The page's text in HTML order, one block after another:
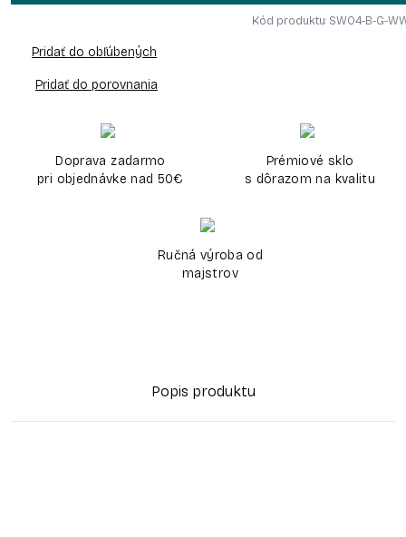
Kód produktu: SW04-B-G-
Pridať do obľúbených
Pridať do porovnania
Doprava zadarmo
pri objednávke nad 50€
Prémiové sklo
s dôrazom na kvalitu
Ručná výroba od
majstrov
Popis produktu